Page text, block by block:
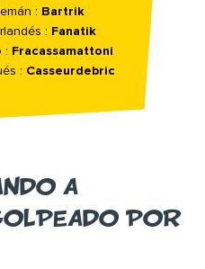
: Bartrik
: Fanatik
: Fracassamattoni
: Casseurdebric
A
POR